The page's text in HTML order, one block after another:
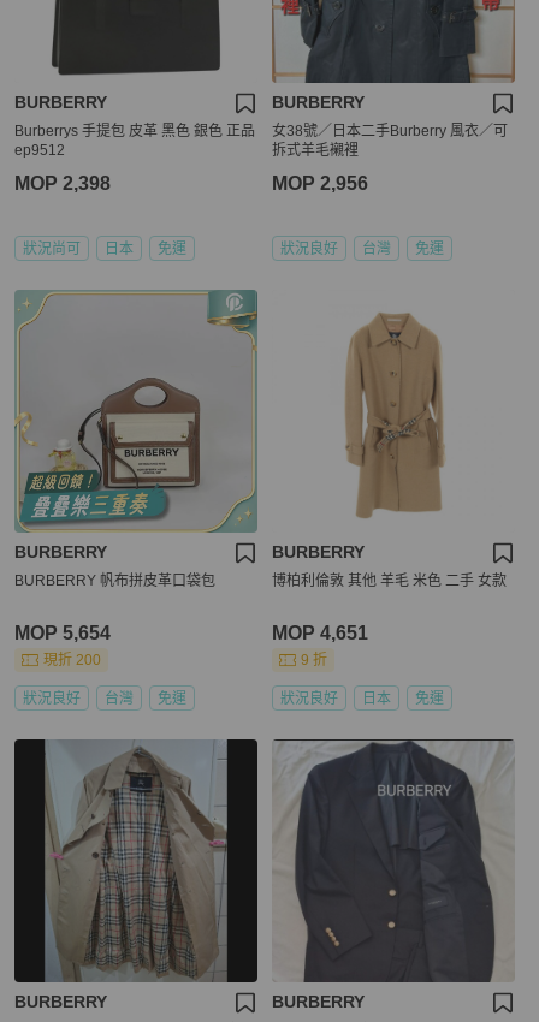
BURBERRY
Burberrys 手提包 皮革 黑色 銀色 正品
ep9512
MOP 2,398
狀況尚可 日本 免運
BURBERRY
女38號／日本二手Burberry 風衣／可
拆式羊毛襯裡
MOP 2,956
狀況良好 台灣 免運
BURBERRY
BURBERRY 帆布拼皮革口袋包
MOP 5,654
現折 200
狀況良好 台灣 免運
BURBERRY
博柏利倫敦 其他 羊毛 米色 二手 女款
MOP 4,651
9 折
狀況良好 日本 免運
BURBERRY BURBERRY